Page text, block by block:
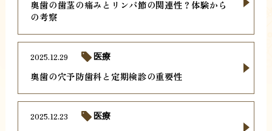
奥歯の歯茎の痛みとリンパ節の関連性？体験から
の考察
奥歯の穴予防歯科と定期検診の重要性
2025.12.29 医療
2025.12.23 医療